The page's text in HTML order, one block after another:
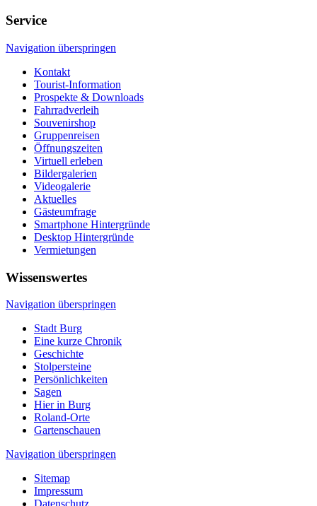
Service
Navigation überspringen
Kontakt
Tourist-Information
Prospekte & Downloads
Fahrradverleih
Souvenirshop
Gruppenreisen
Öffnungszeiten
Virtuell erleben
Bildergalerien
Videogalerie
Aktuelles
Gästeumfrage
Smartphone Hintergründe
Desktop Hintergründe
Vermietungen
Wissenswertes
Navigation überspringen
Stadt Burg
Eine kurze Chronik
Geschichte
Stolpersteine
Persönlichkeiten
Sagen
Hier in Burg
Roland-Orte
Gartenschauen
Navigation überspringen
Sitemap
Impressum